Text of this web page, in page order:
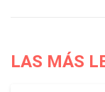
LAS MÁS